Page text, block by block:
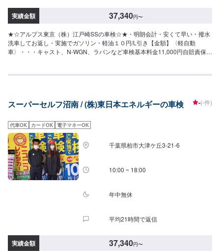
実績金額 37,340円〜
★☆アルプス東京（株）江戸崎SSの車検☆★・明朗会計・安くて早い・撥水
洗車してお返し・実施でガソリン・軽油１０円/L引き【金額】〈軽自動
車〉・・・キャスト、N-WGN、ラパンなど車検基本料金11,000円自賠責保険
（1.0ｔ以下）〉・・・パッソ、ミラージュなど車検基本料金11,000円自賠責
（1.0〜1.5ｔ）〉・・・カローラ、ノート、CX3-など車検基本料金11,000円
円–––––––––––––––––––––––––––––––––合計55,450円（※3ナンバーは印
紙代が2,300円となります）〈大型自動車（1.5〜2.0ｔ）〉・・・RAV4、レ
ヴォーグ、ステップワゴンなど車検基本料金11,000円自賠責保険17,650円重
量税32,800円印紙代2,300円–––––––––––––––––––––––––––––––––合計
63,750円【上記料金に以下のコースも追加して利用可能です】●セーフティ
ーコース（＋6,600円）①ブレーキオイル交換②タイヤローテーション●パー
フェクトコース（車のサイズによて追加料金が異なります▶︎下部に記載）①
イル交換(当社指定オイル5Lまで)⑤フラッシング⑥オイルエレメント⑦エア
＆実施された方に選べるプレゼント】A〜Cよりお好きなものをお一つプレゼ
B.BOXティッシュ60箱C.〈当社指定オイル限定〉エンジンオイル交換３回無
料券※「エンジンオイル」交換はお車にあったオイルで交換（5Lまで/交換工
スーパーセルフ沼南 / (株)東日本エネルギーの車検 -(-件)
代車OK カードOK 電子マネーOK
千葉県柏市大津ケ丘3-21-6
10:00 ~ 18:00
年中無休
平均21時間で返信
実績金額 37,340円〜